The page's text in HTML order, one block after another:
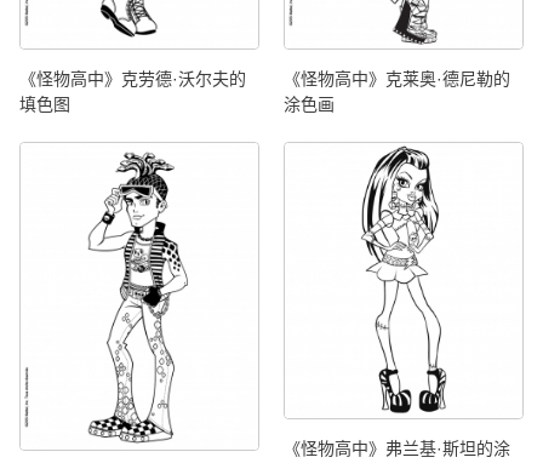
《怪物高中》克劳德·沃尔夫的
填色图
《怪物高中》克莱奥·德尼勒的
涂色画
《怪物高中》弗兰基·斯坦的涂